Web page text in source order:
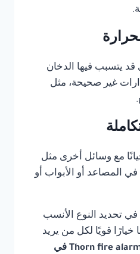
يتسبب فيها الدخان
غير صحيحة، مثل
مع وسائل أخرى مثل
المصاعد أو الأبواب أو
في تحديد النوع الأنسب
قويًا لكل من يريد
شركة صيانة Thorn fire alarm في